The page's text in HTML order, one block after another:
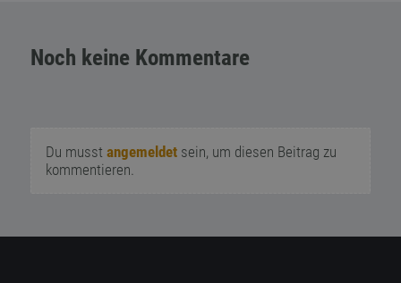
Noch keine Kommentare
Du musst angemeldetsein, um diesen Beitrag zu
kommentieren.